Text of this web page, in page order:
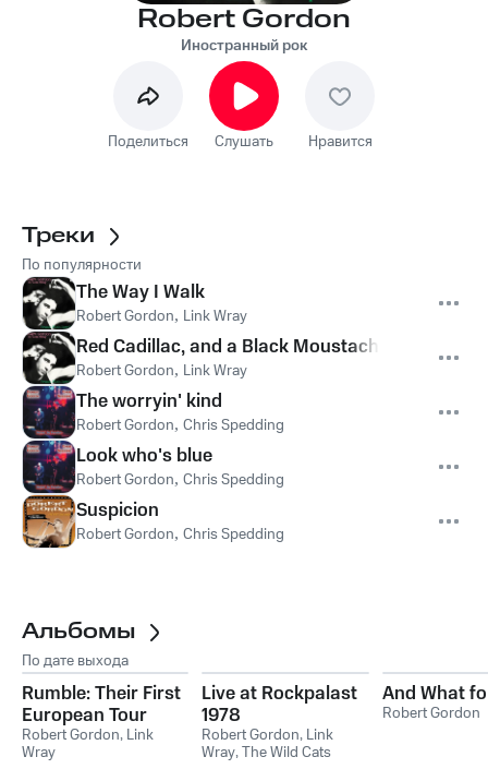
Robert Gordon
Иностранный рок
Поделиться Слушать Нравится
Треки
По популярности
The Way I Walk
Robert Gordon, Link Wray
Red Cadillac, and a Black Moustache
Robert Gordon, Link Wray
The worryin' kind
Robert Gordon, Chris Spedding
Look who's blue
Robert Gordon, Chris Spedding
Suspicion
Robert Gordon, Chris Spedding
Альбомы
По дате выхода
Rumble: Their First
European Tour
1978
Robert Gordon, Link
Wray
Live at Rockpalast
1978
Robert Gordon, Link
Wray,The Wild Cats
And What
Robert Gordon